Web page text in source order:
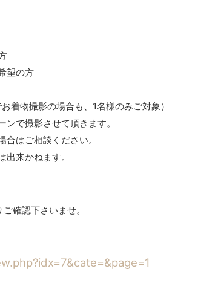
望の方
着物撮影の場合も、1名様のみご対象）
ンで撮影させて頂きます。
合はご相談ください。
出来かねます。
確認下さいませ。